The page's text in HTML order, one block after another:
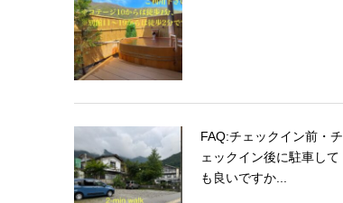
FAQ:チェックイン前・チ
ェックイン後に駐車して
も良いですか...